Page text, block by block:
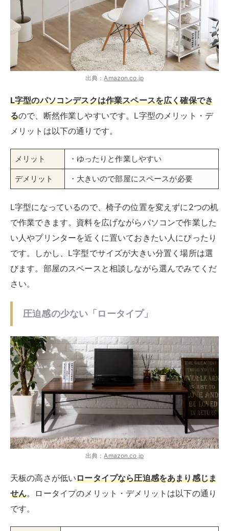
メリット ・ゆったりと作業しやすい
デメリット ・大きいので部屋にスペースが必要
L字型になっているので、椅子の位置を変えずに2つの机
で作業できます。資料を広げながらパソコンで作業した
です。しかし、L字型でサイズが大きい分置く場所は選
びます。部屋のスペースと相談しながら選んでみてくだ
さい。
圧迫感の少ない「ロータイプ」
天板の高さが低い
せん。ロータイプのメリット・デメリットは以下の通り
です。
メリット
・圧迫感が少ない
・ワーキングチェアを準備しなくてよい
デメリット ・長時間の作業に向かない
ロータイプのパソコンデスクは座布団やクッションを準
安くなりますし、床に座っていた方が落ち着く人もいる
でしょう。